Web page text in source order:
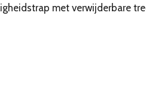
met verwijderbare